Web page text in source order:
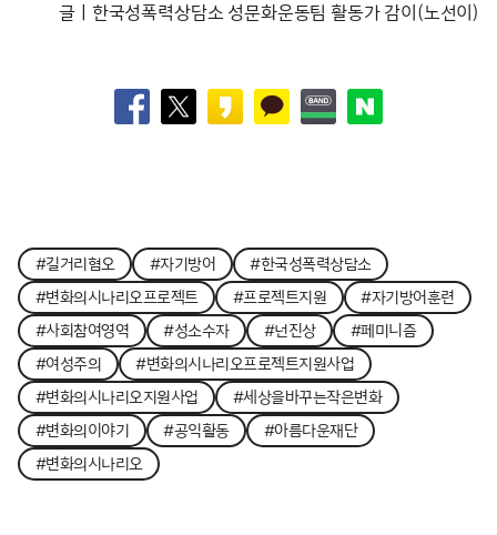
글ㅣ한국성폭력상담소 성문화운동팀 활동가 감이(노선이)
#길거리혐오 #자기방어
#한국성폭력상담소
#변화의시나리오프로젝트
#프로젝트지원
#자기방어훈련
#사회참여영역
#성소수자 #넌진상
#페미니즘
#여성주의
#변화의시나리오프로젝트지원사업
#변화의시나리오지원사업
#세상을바꾸는작은변화
#변화의이야기
#공익활동
#아름다운재단
#변화의시나리오